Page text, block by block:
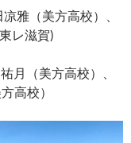
雅（美方高校）、
レ滋賀)
（美方高校）、
高校）